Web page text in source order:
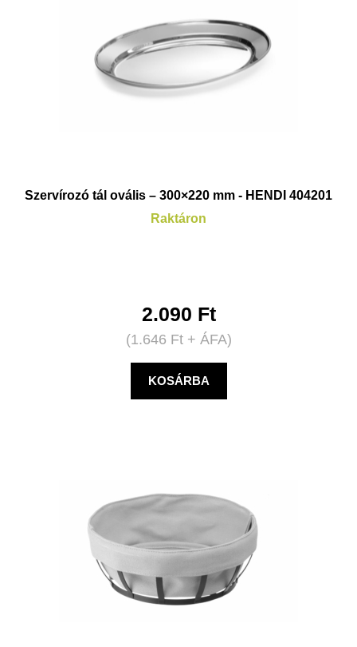
Szervírozó tál ovális – 300×220 mm - HENDI 404201
Raktáron
2.090 Ft
(1.646 Ft+ ÁFA)
KOSÁRBA